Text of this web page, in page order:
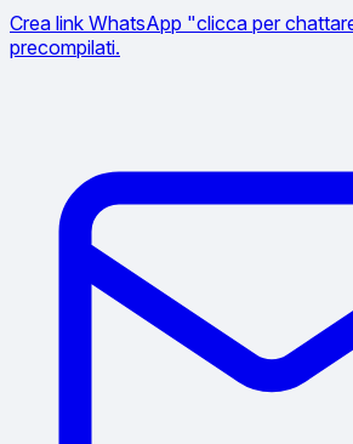
Crea link WhatsApp "clicca per
precompilati.